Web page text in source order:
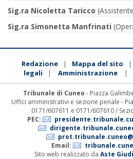
Sig.ra Nicoletta Taricco
Sig.ra Simonetta Manfrinati
Redazione | Mappa del sito |
legali
| Amministrazione |
Tribunale di Cuneo - Piazza
Uffici amministrativi e sezione penale -
0171/607611 e 0171/607610 /
PEC:
Email:
Sito web realizzato da Aste